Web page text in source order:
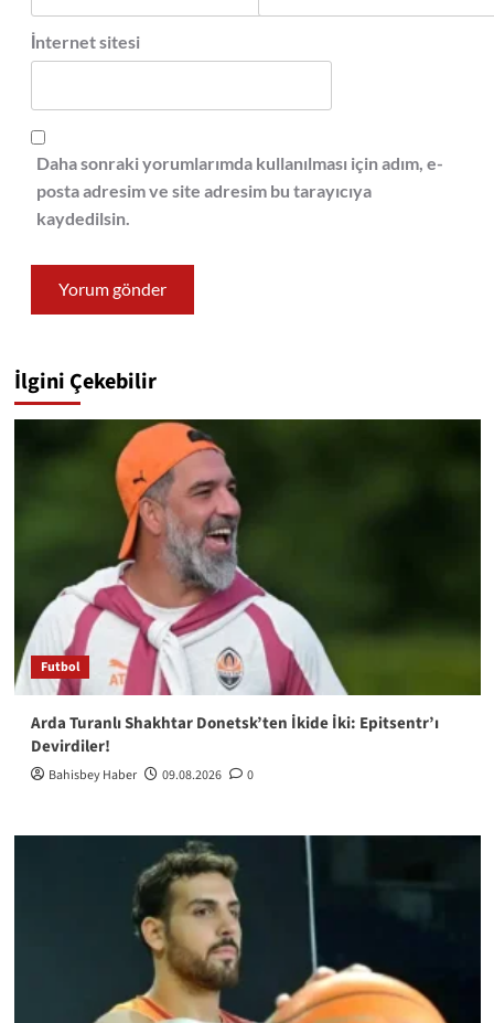
İnternet sitesi
Daha sonraki yorumlarımda kullanılması için adım, e-
posta adresim ve site adresim bu tarayıcıya
kaydedilsin.
İlgini Çekebilir
Futbol
Arda Turanlı Shakhtar Donetsk’ten İkide İki: Epitsentr’ı
Devirdiler!
Bahisbey Haber 09.08.2026 0